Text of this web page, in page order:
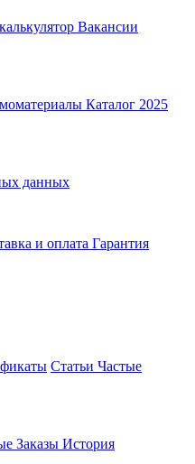
Вакансии
Каталог 2025
данных
и оплата Гарантия
Статьи Частые
Заказы История